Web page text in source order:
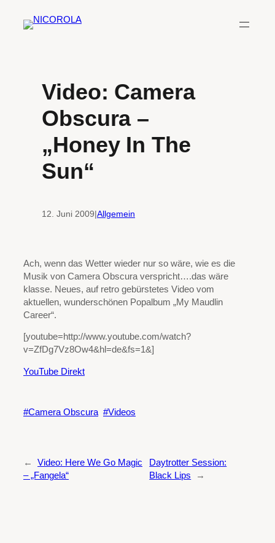
Inhalt
Video: Camera
Obscura –
„Honey In The
Sun“
12. Juni 2009|Allgemein
Ach, wenn das Wetter wieder nur so wäre, wie es die
Musik von Camera Obscura verspricht….das wäre
klasse. Neues, auf retro gebürstetes Video vom
aktuellen, wunderschönen Popalbum „My Maudlin
Career“.
[youtube=http://www.youtube.com/watch?
v=ZfDg7Vz8Ow4&hl=de&fs=1&]
YouTube Direkt
Camera Obscura Videos
←
Video: Here We Go Magic
– „Fangela“
Daytrotter Session:
Black Lips
→